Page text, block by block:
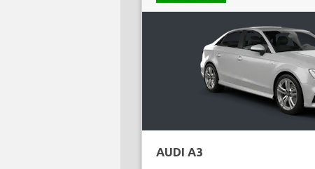
AUDI A3